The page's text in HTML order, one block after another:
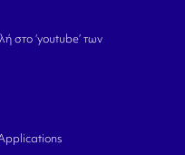
στο ‘youtube’ των